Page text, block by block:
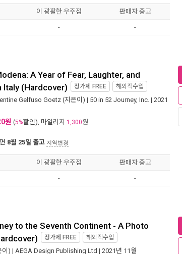
이 광활한 우주점 판매자 중고
- -
A Year of Fear, Laughter, and
Italy (Hardcover) 정가제 FREE 해외직수입
Gelfuso Goetz (지은이) | 50 in 52 Journey, Inc. | 2021
원 (5%할인), 마일리지 1,300원
8월 25일 출고 지역변경
이 광활한 우주점 판매자 중고
- -
to the Seventh Continent - A Photo
정가제 FREE 해외직수입
이) | AEGA Design Publishing Ltd | 2021년 11월